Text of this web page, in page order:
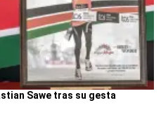
Sawe tras su gesta